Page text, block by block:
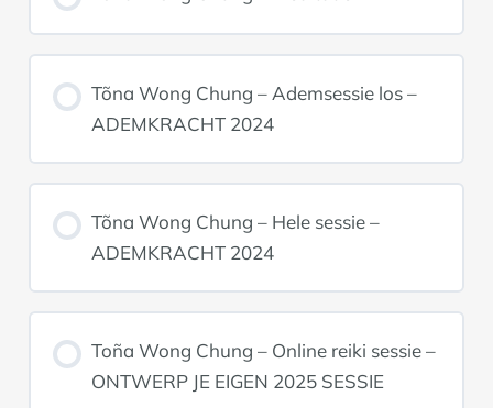
Tõna Wong Chung – Ademsessie los –
ADEMKRACHT 2024
Tõna Wong Chung – Hele sessie –
ADEMKRACHT 2024
Toña Wong Chung – Online reiki sessie –
ONTWERP JE EIGEN 2025 SESSIE